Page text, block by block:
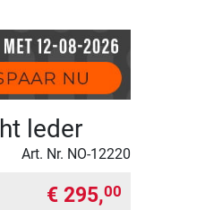
leder
Art. Nr. NO-12220
€ 295,00